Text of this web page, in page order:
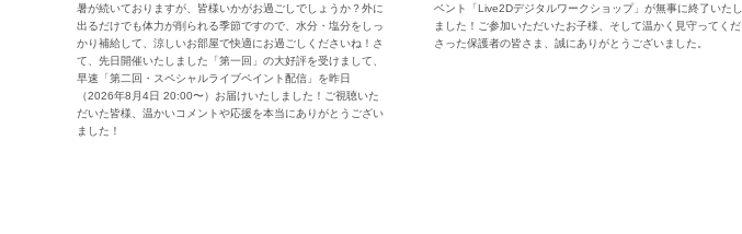
暑が続いておりますが、皆様いかがお過ごしでしょうか？外に
出るだけでも体力が削られる季節ですので、水分・塩分をしっ
かり補給して、涼しいお部屋で快適にお過ごしくださいね！さ
て、先日開催いたしました「第一回」の大好評を受けまして、
早速「第二回・スペシャルライブペイント配信」を昨日
（2026年8月4日 20:00〜）お届けいたしました！ご視聴いた
だいた皆様、温かいコメントや応援を本当にありがとうござい
ました！
ベント「Live2Dデジタルワークショップ」が無事に終了いたし
ました！ご参加いただいたお子様、そして温かく見守ってくだ
さった保護者の皆さま、誠にありがとうございました。